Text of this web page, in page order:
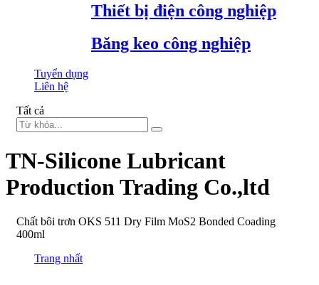
Thiết bị điện công nghiệp
Băng keo công nghiệp
Tuyển dụng
Liên hệ
Tất cả
TN-Silicone Lubricant
Production Trading Co.,ltd
Chất bôi trơn OKS 511 Dry Film MoS2 Bonded Coading
400ml
Trang nhất